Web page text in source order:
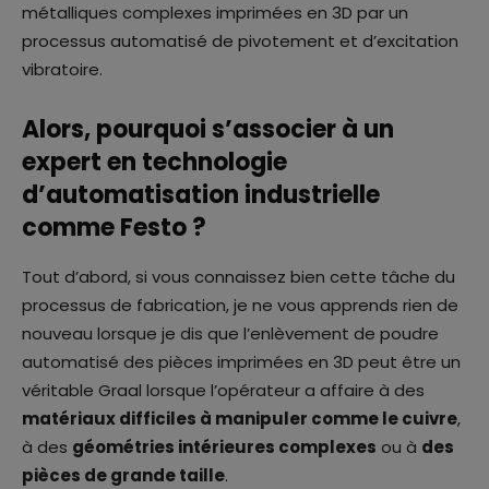
métalliques complexes imprimées en 3D par un
processus automatisé de pivotement et d’excitation
vibratoire.
Alors, pourquoi s’associer à un
expert en technologie
d’automatisation industrielle
comme Festo ?
Tout d’abord, si vous connaissez bien cette tâche du
processus de fabrication, je ne vous apprends rien de
nouveau lorsque je dis que l’enlèvement de poudre
automatisé des pièces imprimées en 3D peut être un
véritable Graal lorsque l’opérateur a affaire à des
matériaux difficiles à manipuler comme le cuivre,
à des géométries intérieures complexes ou à des
pièces de grande taille.